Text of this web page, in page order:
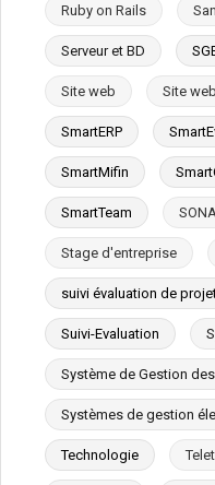
Ruby on Rails
Serveur et BD
Site web Site
SmartERP
SmartMifin
SmartTeam
Stage d'entreprise
suivi évaluation de
Suivi-Evaluation
Système de Gestion
Systèmes de gestion
Technologie